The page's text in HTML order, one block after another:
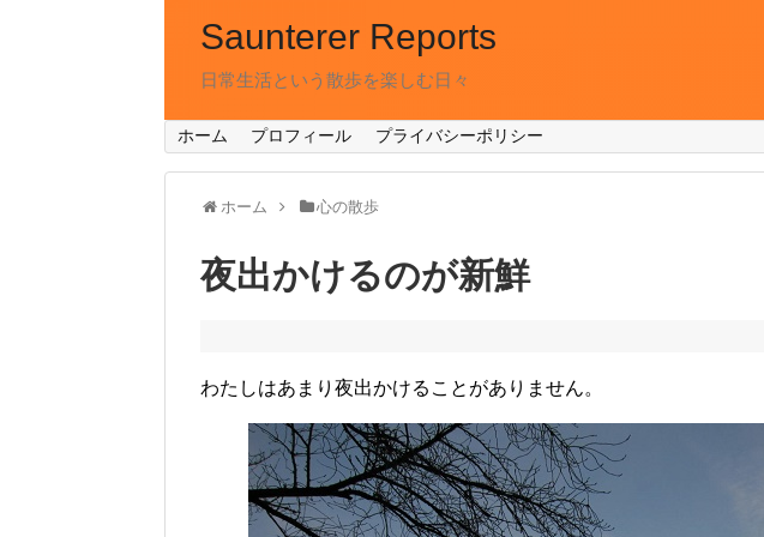
Saunterer Reports
日常生活という散歩を楽しむ日々
ホーム プロフィール プライバシーポリシー
ホーム 心の散歩
夜出かけるのが新鮮
わたしはあまり夜出かけることがありません。